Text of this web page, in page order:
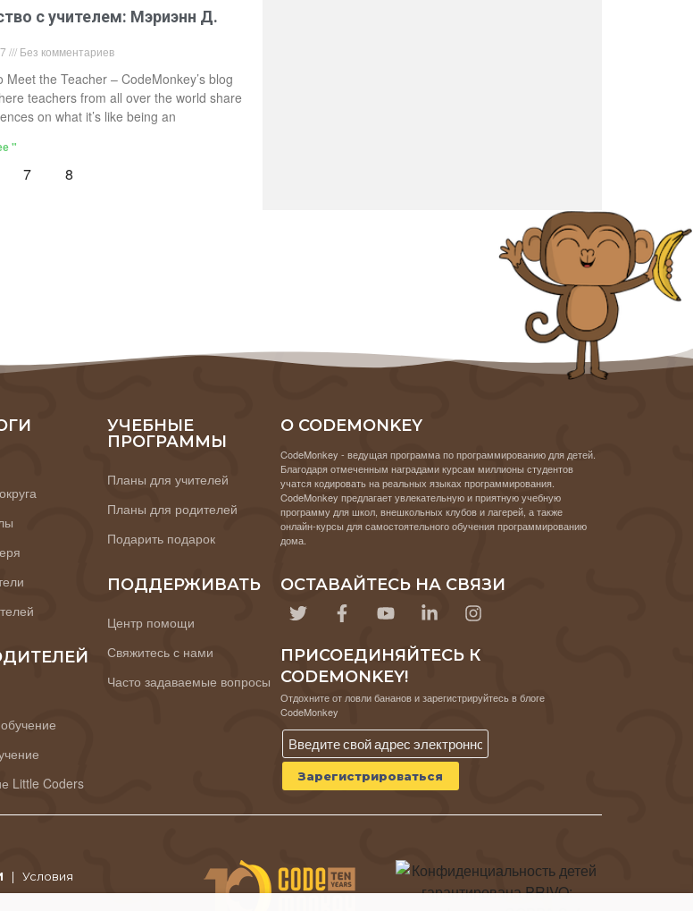
с учителем: Мэриэнн Д.
Без комментариев
Meet the Teacher – CodeMonkey’s blog
teachers from all over the world share
on what it’s like being an
"
7 8
Little Coders
УЧЕБНЫЕ
ПРОГРАММЫ
Планы для учителей
Планы для родителей
Подарить подарок
ПОДДЕРЖИВАТЬ
Центр помощи
Свяжитесь с нами
Часто задаваемые вопросы
О CODEMONKEY
CodeMonkey - ведущая программа по программированию для детей.
Благодаря отмеченным наградами курсам миллионы студентов
учатся кодировать на реальных языках программирования.
CodeMonkey предлагает увлекательную и приятную учебную
программу для школ, внешкольных клубов и лагерей, а также
онлайн-курсы для самостоятельного обучения программированию
дома.
ОСТАВАЙТЕСЬ НА СВЯЗИ
ПРИСОЕДИНЯЙТЕСЬ К
CODEMONKEY!
Отдохните от ловли бананов и зарегистрируйтесь в блоге
CodeMonkey
| Условия